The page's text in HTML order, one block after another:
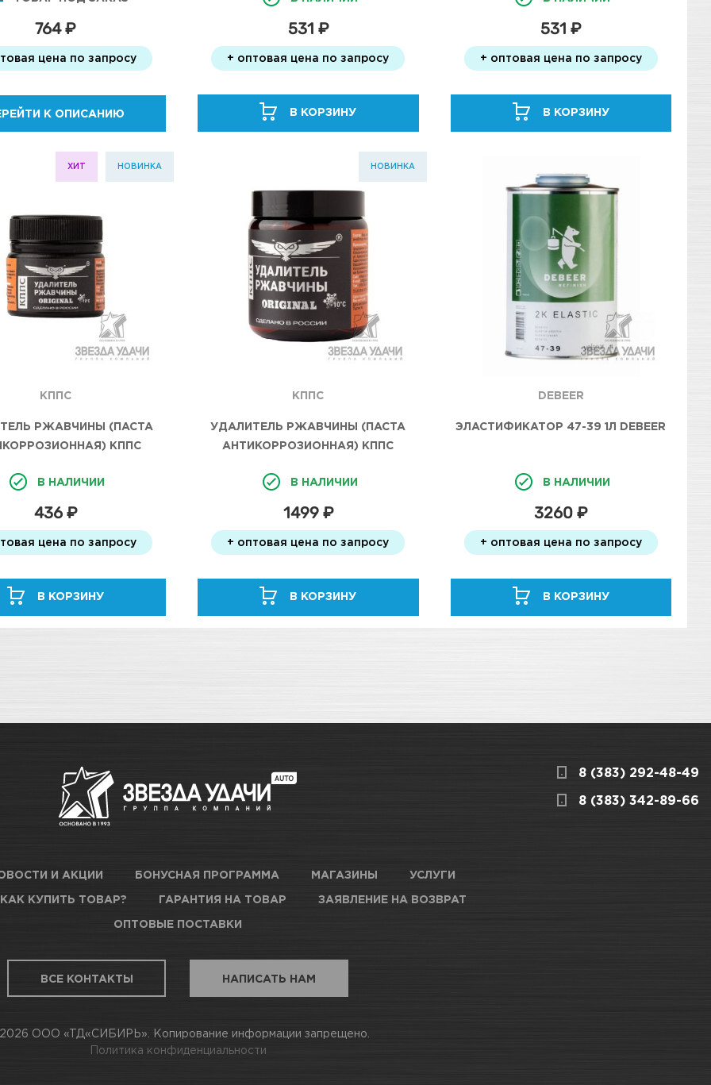
764 ₽
цена по запросу
К ОПИСАНИЮ
531 ₽
+ оптовая цена по запросу
В КОРЗИНУ
531 ₽
+ оптовая цена по запросу
В КОРЗИНУ
ХИТ НОВИНКА
КППС
РЖАВЧИНЫ (ПАСТА
КППС
В НАЛИЧИИ
436 ₽
цена по запросу
В КОРЗИНУ
НОВИНКА
КППС
УДАЛИТЕЛЬ РЖАВЧИНЫ (ПАСТА
АНТИКОРРОЗИОННАЯ) КППС
В НАЛИЧИИ
1499 ₽
+ оптовая цена по запросу
В КОРЗИНУ
DEBEER
ЭЛАСТИФИКАТОР 47-39 1Л DEBEER
В НАЛИЧИИ
3260 ₽
+ оптовая цена по запросу
В КОРЗИНУ
8 (383) 292-48-49
8 (383) 342-89-66
И АКЦИИ БОНУСНАЯ ПРОГРАММА МАГАЗИНЫ УСЛУГИ
КАК КУПИТЬ ТОВАР? ГАРАНТИЯ НА ТОВАР ЗАЯВЛЕНИЕ НА ВОЗВРАТ
ОПТОВЫЕ ПОСТАВКИ
ВСЕ КОНТАКТЫ НАПИСАТЬ НАМ
ООО «ТД«СИБИРЬ». Копирование информации запрещено.
Политика конфиденциальности